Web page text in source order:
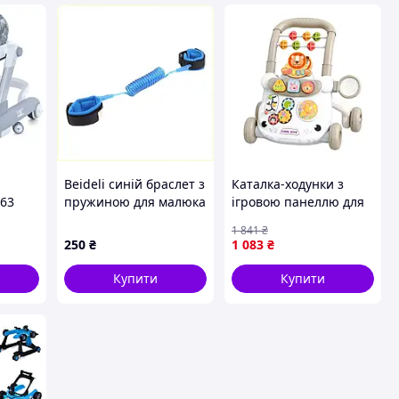
Beideli синій браслет з
пружиною для малюка
250 ₴
Купити
Каталка-ходунки з
ігровою панеллю для
пластик унісекс PS-
15584
1 083 ₴
1 841₴
Купити